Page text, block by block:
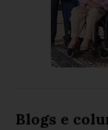
Blogs e